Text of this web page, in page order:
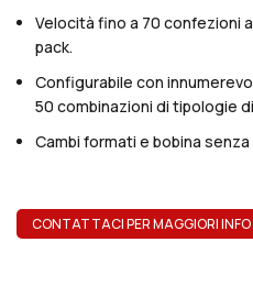
Velocità fino a 70 confezioni
pack.
Configurabile con
50 combinazioni di tipologie
Cambi formati e bobina
CONTATTACI PER MAGGIORI INFO